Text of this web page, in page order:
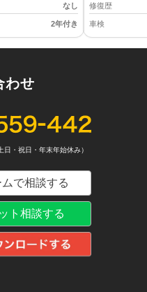
なし
2年付き
修復歴
車検
わせ
・祝日・年末年始休み）
で相談する
ト相談する